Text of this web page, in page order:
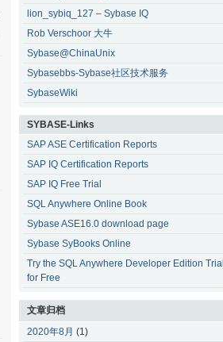
lion_sybiq_127 – Sybase IQ
Rob Verschoor 大牛
Sybase@ChinaUnix
Sybasebbs-Sybase社区技术服务
SybaseWiki
SYBASE-Links
SAP ASE Certification Reports
SAP IQ Certification Reports
SAP IQ Free Trial
SQL Anywhere Online Book
Sybase ASE16.0 download page
Sybase SyBooks Online
Try the SQL Anywhere Developer Edition Trial
for Free
文章归档
2020年8月 (1)